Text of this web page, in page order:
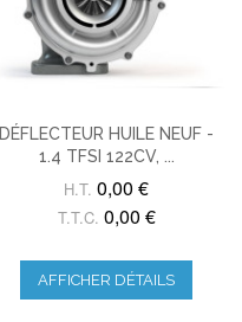
DÉFLECTEUR HUILE NEUF -
1.4 TFSI 122CV, ...
H.T. 0,00 €
T.T.C. 0,00 €
AFFICHER DÉTAILS